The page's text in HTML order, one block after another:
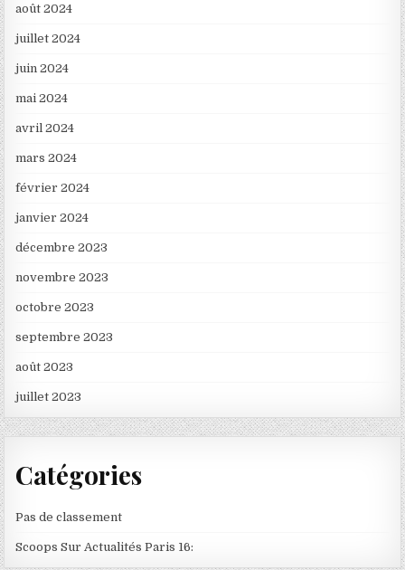
août 2024
juillet 2024
juin 2024
mai 2024
avril 2024
mars 2024
février 2024
janvier 2024
décembre 2023
novembre 2023
octobre 2023
septembre 2023
août 2023
juillet 2023
Catégories
Pas de classement
Scoops Sur Actualités Paris 16: